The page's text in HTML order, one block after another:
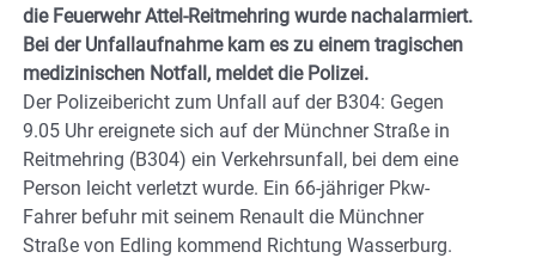
die Feuerwehr Attel-Reitmehring wurde nachalarmiert.
Bei der Unfallaufnahme kam es zu einem tragischen
medizinischen Notfall, meldet die Polizei.
Der Polizeibericht zum Unfall auf der B304: Gegen
9.05 Uhr ereignete sich auf der Münchner Straße in
Reitmehring (B304) ein Verkehrsunfall, bei dem eine
Person leicht verletzt wurde. Ein 66-jähriger Pkw-
Fahrer befuhr mit seinem Renault die Münchner
Straße von Edling kommend Richtung Wasserburg.